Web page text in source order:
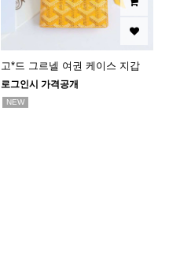
고*드 그르넬 여권 케이스 지갑
로그인시 가격공개
NEW